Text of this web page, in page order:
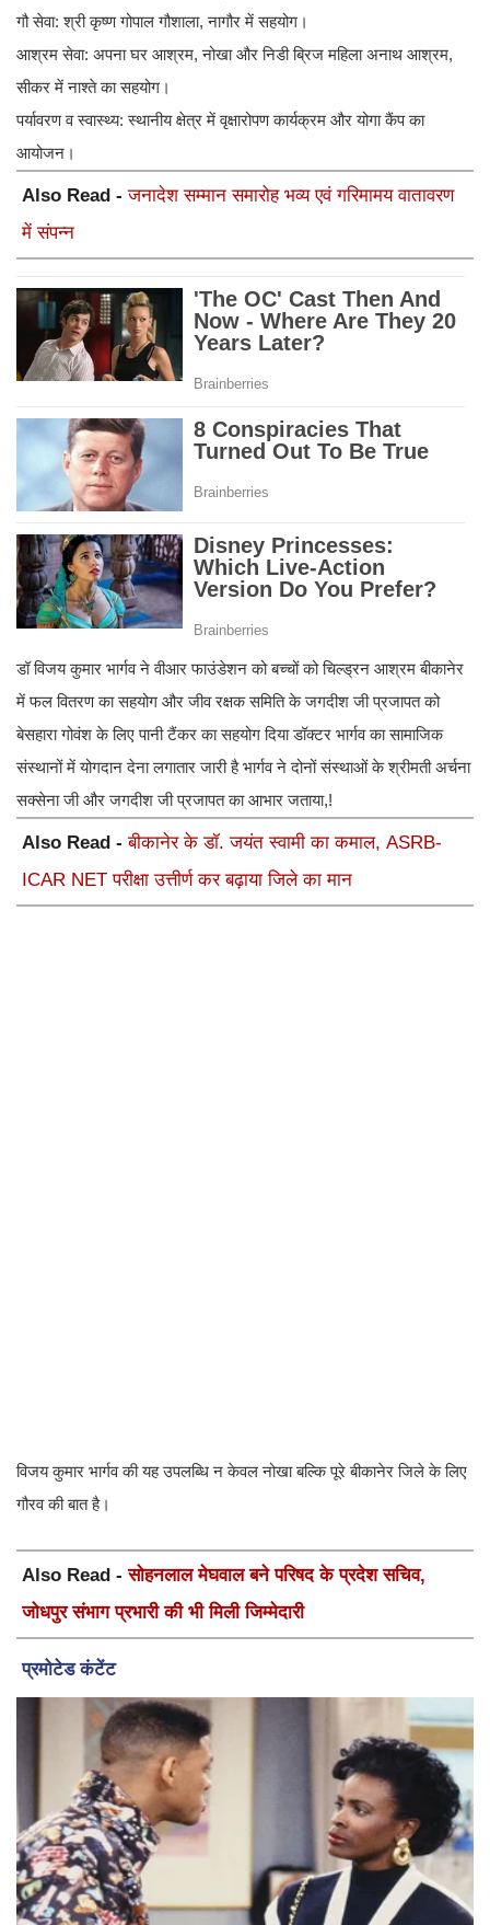
​गौ सेवा: श्री कृष्ण गोपाल गौशाला, नागौर में सहयोग।
​आश्रम सेवा: अपना घर आश्रम, नोखा और निडी ब्रिज महिला अनाथ आश्रम,
सीकर में नाश्ते का सहयोग।
​पर्यावरण व स्वास्थ्य: स्थानीय क्षेत्र में वृक्षारोपण कार्यक्रम और योगा कैंप का
आयोजन।
Also Read -जनादेश सम्मान समारोह भव्य एवं गरिमामय वातावरण
में संपन्न
डॉ विजय कुमार भार्गव ने वीआर फाउंडेशन को बच्चों को चिल्ड्रन आश्रम बीकानेर
में फल वितरण का सहयोग और जीव रक्षक समिति के जगदीश जी प्रजापत को
बेसहारा गोवंश के लिए पानी टैंकर का सहयोग दिया डॉक्टर भार्गव का सामाजिक
संस्थानों में योगदान देना लगातार जारी है भार्गव ने दोनों संस्थाओं के श्रीमती अर्चना
सक्सेना जी और जगदीश जी प्रजापत का आभार जताया,!
Also Read -बीकानेर के डॉ. जयंत स्वामी का कमाल, ASRB-
ICAR NET परीक्षा उत्तीर्ण कर बढ़ाया जिले का मान
​विजय कुमार भार्गव की यह उपलब्धि न केवल नोखा बल्कि पूरे बीकानेर जिले के लिए
गौरव की बात है।
Also Read -सोहनलाल मेघवाल बने परिषद के प्रदेश सचिव,
जोधपुर संभाग प्रभारी की भी मिली जिम्मेदारी